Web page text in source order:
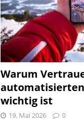
Warum
wichtig ist
19. Mai 2026 0